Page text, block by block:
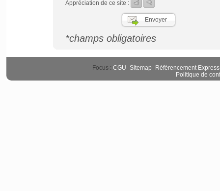
Appréciation de ce site :
*champs obligatoires
Focus : CGU- Sitemap- Référencement Express
Politique de